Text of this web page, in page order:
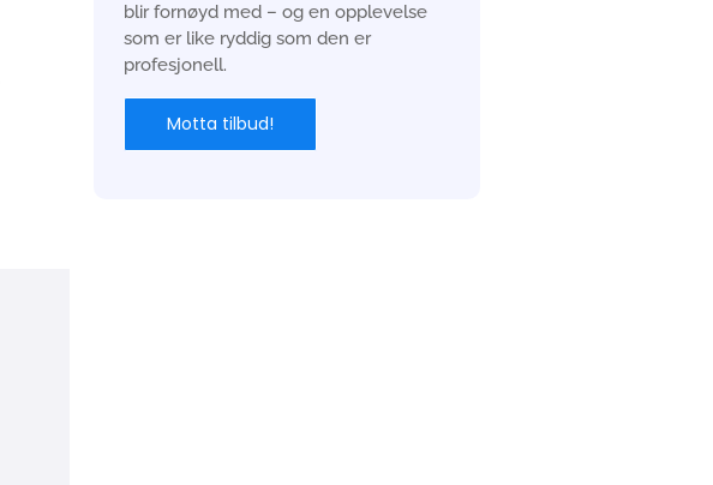
blir fornøyd med – og en opplevelse
som er like ryddig som den er
profesjonell.
Motta tilbud!